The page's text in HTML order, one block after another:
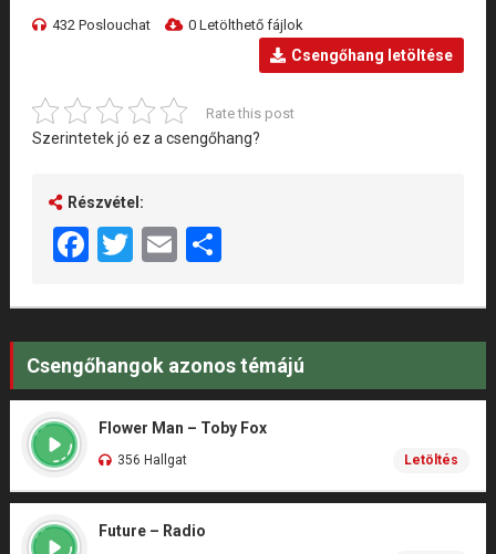
432 Poslouchat 0 Letölthető fájlok
Csengőhang letöltése
Rate this post
Szerintetek jó ez a csengőhang?
Részvétel:
Facebook
Twitter
EmailShare
Csengőhangok azonos témájú
Flower Man – Toby Fox
356 Hallgat Letöltés
Future – Radio